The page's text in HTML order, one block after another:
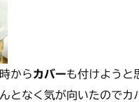
からカバーも付けようと
となく気が向いたのでカ